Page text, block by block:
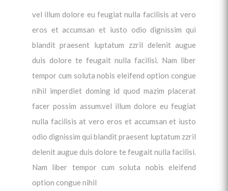
vel illum dolore eu feugiat nulla facilisis at vero
eros et accumsan et iusto odio dignissim qui
blandit praesent luptatum zzril delenit augue
duis dolore te feugait nulla facilisi. Nam liber
tempor cum soluta nobis eleifend option congue
nihil imperdiet doming id quod mazim placerat
facer possim assum.vel illum dolore eu feugiat
nulla facilisis at vero eros et accumsan et iusto
odio dignissim qui blandit praesent luptatum zzril
delenit augue duis dolore te feugait nulla facilisi.
Nam liber tempor cum soluta nobis eleifend
option congue nihil